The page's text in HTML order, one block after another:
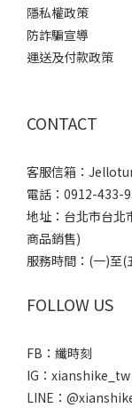
隱私權政策
防詐騙宣導
運送及付款政策
CONTACT
客服信箱：
電話：0912-433-
地址：台北市台北
商品銷售)
服務時間：(一)至(
FOLLOW US
FB：纖時刻
IG：xianshike_tw
LINE：